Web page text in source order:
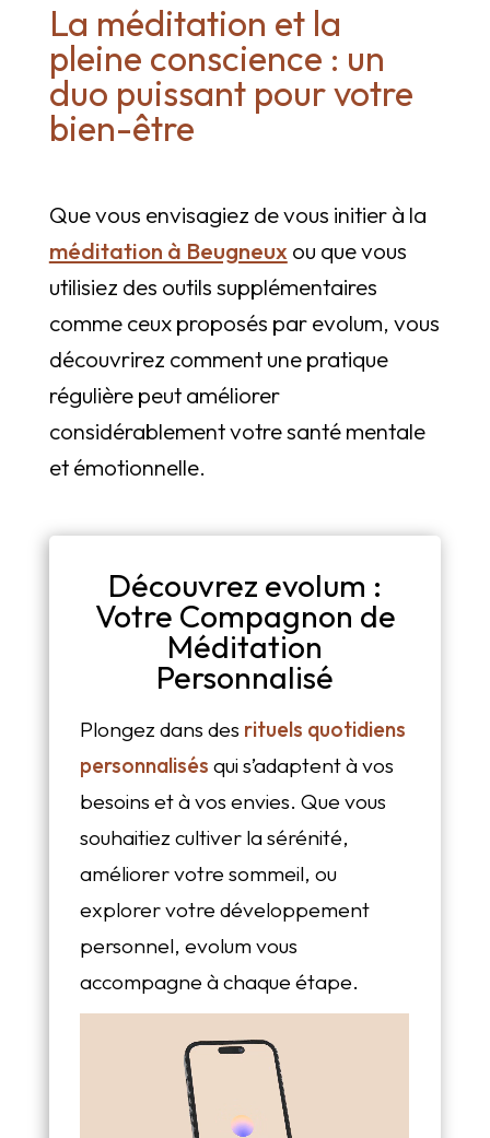
La méditation et la
pleine conscience : un
duo puissant pour votre
bien-être
Que vous envisagiez de vous initier à la
méditation à Beugneux ou que vous
utilisiez des outils supplémentaires
comme ceux proposés par evolum, vous
découvrirez comment une pratique
régulière peut améliorer
considérablement votre santé mentale
et émotionnelle.
Découvrez evolum :
Votre Compagnon de
Méditation
Personnalisé
Plongez dans des rituels quotidiens
personnalisés qui s’adaptent à vos
besoins et à vos envies. Que vous
souhaitiez cultiver la sérénité,
améliorer votre sommeil, ou
explorer votre développement
personnel, evolum vous
accompagne à chaque étape.